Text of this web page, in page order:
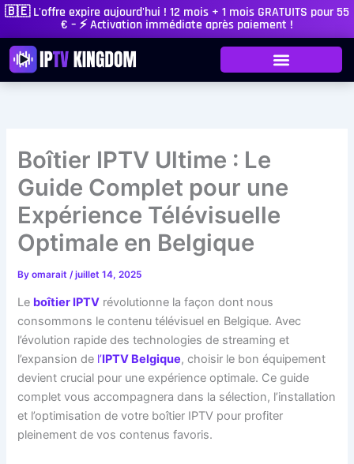
Skip
content
🇧🇪 L'offre expire aujourd'hui ! 12 mois + 1 mois GRATUITS pour 55
€ – ⚡ Activation immédiate après paiement !
Boîtier IPTV Ultime : Le
Guide Complet pour une
Expérience Télévisuelle
Optimale en Belgique
Byomarait /juillet 14, 2025
Le boîtier IPTV révolutionne la façon dont nous
consommons le contenu télévisuel en Belgique. Avec
l’évolution rapide des technologies de streaming et
l’expansion de l’IPTV Belgique, choisir le bon équipement
devient crucial pour une expérience optimale. Ce guide
complet vous accompagnera dans la sélection, l’installation
et l’optimisation de votre boîtier IPTV pour profiter
pleinement de vos contenus favoris.